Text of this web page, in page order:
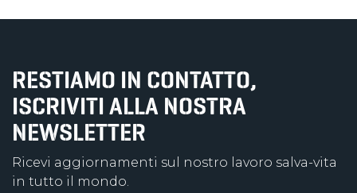
RESTIAMO IN CONTATTO,
ISCRIVITI ALLA NOSTRA
NEWSLETTER
Ricevi aggiornamenti sul nostro lavoro salva-vita
in tutto il mondo.